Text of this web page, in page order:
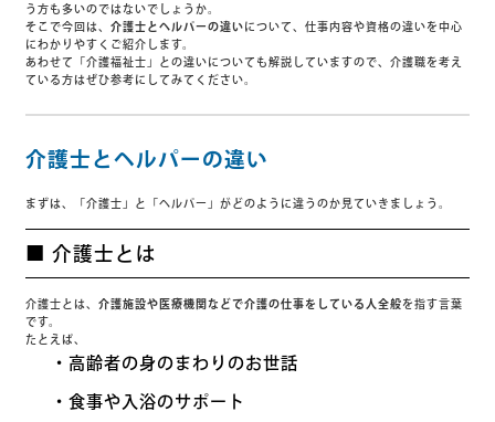
う方も多いのではないでしょうか。
そこで今回は、介護士とヘルパーの違い について、仕事内容や資格の違いを中心
にわかりやすくご紹介します。
あわせて「介護福祉士」との違いについても解説していますので、介護職を考え
ている方はぜひ参考にしてみてください。
介護士とヘルパーの違い
まずは、「介護士」と「ヘルパー」がどのように違うのか見ていきましょう。
■ 介護士とは
介護士とは、介護施設や医療機関などで介護の仕事をしている人全般 を指す言葉
です。
たとえば、
・高齢者の身のまわりのお世話
・食事や入浴のサポート